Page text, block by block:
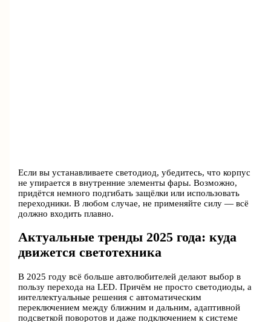
Если вы устанавливаете светодиод, убедитесь, что корпус
не упирается в внутренние элементы фары. Возможно,
придётся немного подгибать защёлки или использовать
переходники. В любом случае, не применяйте силу — всё
должно входить плавно.
Актуальные тренды 2025 года: куда
движется светотехника
В 2025 году всё больше автолюбителей делают выбор в
пользу перехода на LED. Причём не просто светодиоды, а
интеллектуальные решения с автоматическим
переключением между ближним и дальним, адаптивной
подсветкой поворотов и даже подключением к системе